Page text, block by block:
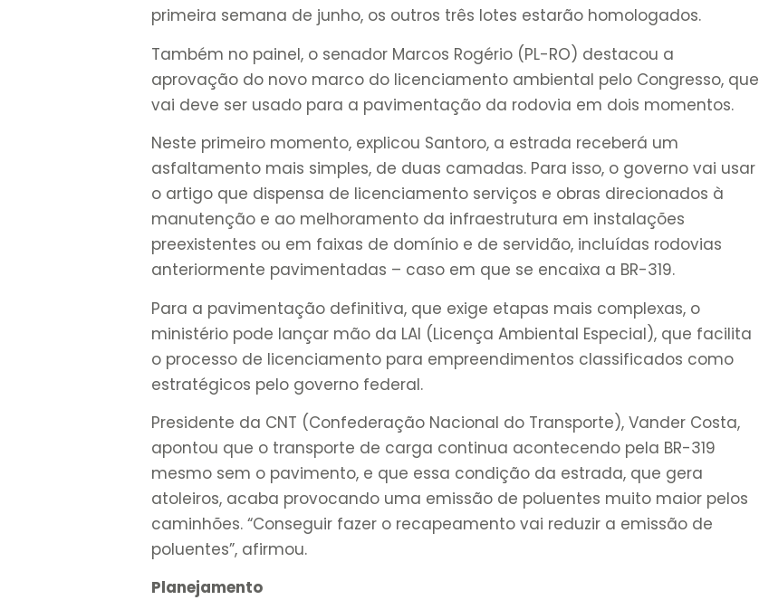
primeira semana de junho, os outros três lotes estarão homologados.
Também no painel, o senador Marcos Rogério (PL-RO) destacou a
aprovação do novo marco do licenciamento ambiental pelo Congresso, que
vai deve ser usado para a pavimentação da rodovia em dois momentos.
Neste primeiro momento, explicou Santoro, a estrada receberá um
asfaltamento mais simples, de duas camadas. Para isso, o governo vai usar
o artigo que dispensa de licenciamento serviços e obras direcionados à
manutenção e ao melhoramento da infraestrutura em instalações
preexistentes ou em faixas de domínio e de servidão, incluídas rodovias
anteriormente pavimentadas – caso em que se encaixa a BR-319.
Para a pavimentação definitiva, que exige etapas mais complexas, o
ministério pode lançar mão da LAI (Licença Ambiental Especial), que facilita
o processo de licenciamento para empreendimentos classificados como
estratégicos pelo governo federal.
Presidente da CNT (Confederação Nacional do Transporte), Vander Costa,
apontou que o transporte de carga continua acontecendo pela BR-319
mesmo sem o pavimento, e que essa condição da estrada, que gera
atoleiros, acaba provocando uma emissão de poluentes muito maior pelos
caminhões. “Conseguir fazer o recapeamento vai reduzir a emissão de
poluentes”, afirmou.
Planejamento